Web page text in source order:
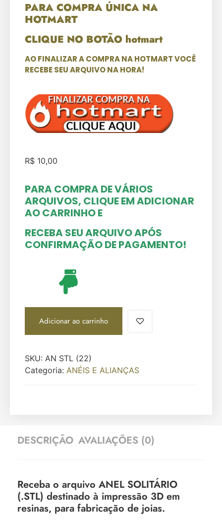
PARA COMPRA ÚNICA NA
HOTMART
CLIQUE NO BOTÃO hotmart
AO FINALIZAR A COMPRA NA HOTMART VOCÊ
RECEBE SEU ARQUIVO NA HORA!
R$ 10,00
PARA COMPRA DE VÁRIOS
ARQUIVOS, CLIQUE EM ADICIONAR
AO CARRINHOE
RECEBA SEU ARQUIVO APÓS
CONFIRMAÇÃO DE PAGAMENTO!
Adicionar ao carrinho
SKU: AN STL (22)
Categoria: ANÉIS E ALIANÇAS
DESCRIÇÃO AVALIAÇÕES (0)
Receba o arquivo ANEL SOLITÁRIO
(.STL) destinado à impressão 3D em
resinas, para fabricação de joias.